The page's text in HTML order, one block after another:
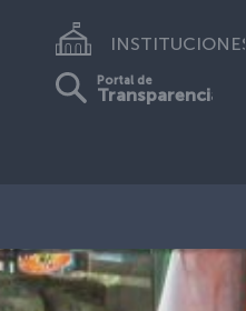
INSTITUCIONES
Portal de
Transparencia